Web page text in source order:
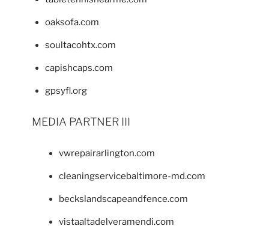
oaksofa.com
soultacohtx.com
capishcaps.com
gpsyfl.org
MEDIA PARTNER III
vwrepairarlington.com
cleaningservicebaltimore-md.com
beckslandscapeandfence.com
vistaaltadelveramendi.com